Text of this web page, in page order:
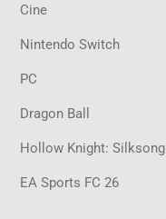
Cine
Nintendo Switch
PC
Dragon Ball
Hollow Knight: Silksong
EA Sports FC 26